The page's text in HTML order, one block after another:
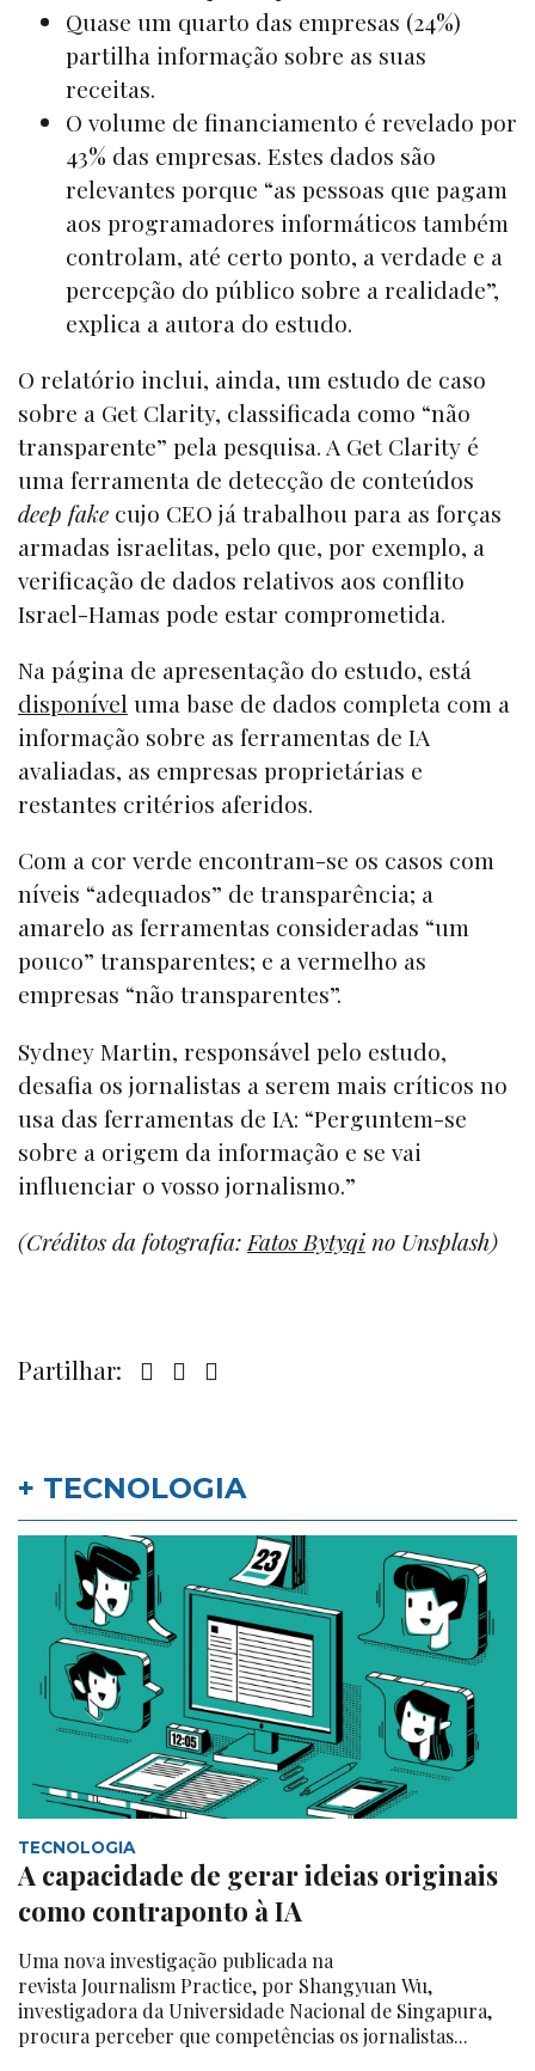
Quase um quarto das empresas (24%)
partilha informação sobre as suas
receitas.
O volume de financiamento é revelado por
43% das empresas. Estes dados são
relevantes porque “as pessoas que pagam
aos programadores informáticos também
controlam, até certo ponto, a verdade e a
percepção do público sobre a realidade”,
explica a autora do estudo.
O relatório inclui, ainda, um estudo de caso
sobre a Get Clarity, classificada como “não
transparente” pela pesquisa. A Get Clarity é
uma ferramenta de detecção de conteúdos
deep fake cujo CEO já trabalhou para as forças
armadas israelitas, pelo que, por exemplo, a
verificação de dados relativos aos conflito
Israel-Hamas pode estar comprometida.
Na página de apresentação do estudo, está
disponível uma base de dados completa com a
informação sobre as ferramentas de IA
avaliadas, as empresas proprietárias e
restantes critérios aferidos.
Com a cor verde encontram-se os casos com
níveis “adequados” de transparência; a
amarelo as ferramentas consideradas “um
pouco” transparentes; e a vermelho as
empresas “não transparentes”.
Sydney Martin, responsável pelo estudo,
desafia os jornalistas a serem mais críticos no
usa das ferramentas de IA: “Perguntem-se
sobre a origem da informação e se vai
influenciar o vosso jornalismo.”
(Créditos da fotografia: Fatos Bytyqino Unsplash)
Partilhar:
+ TECNOLOGIA
TECNOLOGIA
A capacidade de gerar ideias originais
como contraponto à IA
Uma nova investigação publicada na
revista Journalism Practice, por Shangyuan Wu,
investigadora da Universidade Nacional de Singapura,
procura perceber que competências os jornalistas...